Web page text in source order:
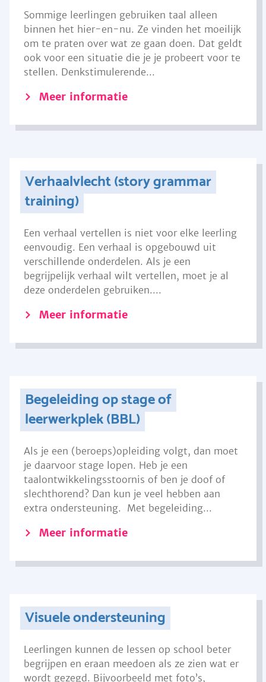
Sommige leerlingen gebruiken taal alleen
binnen het hier-en-nu. Ze vinden het moeilijk
om te praten over wat ze gaan doen. Dat geldt
ook voor een situatie die je je probeert voor te
stellen. Denkstimulerende...
Meer informatie
Verhaalvlecht (story grammar
training)
Een verhaal vertellen is niet voor elke leerling
eenvoudig. Een verhaal is opgebouwd uit
verschillende onderdelen. Als je een
begrijpelijk verhaal wilt vertellen, moet je al
deze onderdelen gebruiken....
Meer informatie
Begeleiding op stage of
leerwerkplek (BBL)
Als je een (beroeps)opleiding volgt, dan moet
je daarvoor stage lopen. Heb je een
taalontwikkelingsstoornis of ben je doof of
slechthorend? Dan kun je veel hebben aan
extra ondersteuning. Met begeleiding...
Meer informatie
Visuele ondersteuning
Leerlingen kunnen de lessen op school beter
begrijpen en eraan meedoen als ze zien wat er
wordt gezegd. Bijvoorbeeld met foto’s,